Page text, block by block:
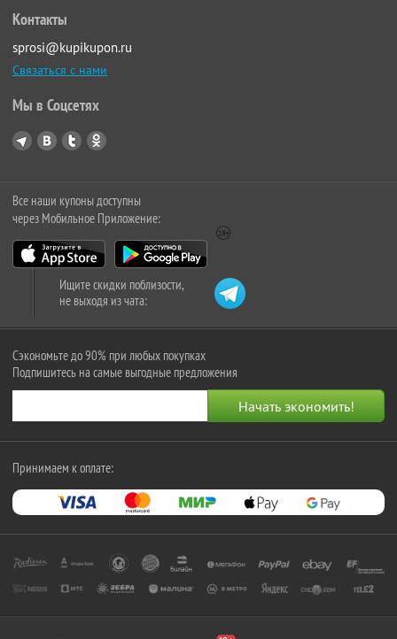
Контакты
sprosi@kupikupon.ru
Связаться с нами
Мы в Соцсетях
Все наши купоны доступны
через Мобильное Приложение:
Ищите скидки поблизости,
не выходя из чата:
Сэкономьте до 90% при любых покупках
Подпишитесь на самые выгодные предложения
Принимаем к оплате: